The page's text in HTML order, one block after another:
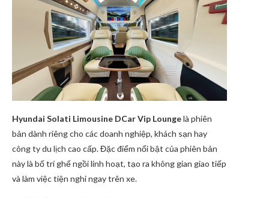
Hyundai Solati Limousine DCarVip Loungelà phiên
bản dành riêng cho các doanh nghiệp, khách sạn hay
công ty du lịch cao cấp. Đặc điểm nổi bật của phiên bản
này là bố trí ghế ngồi linh hoạt, tạo ra không gian giao tiếp
và làm việc tiện nghi ngay trên xe.